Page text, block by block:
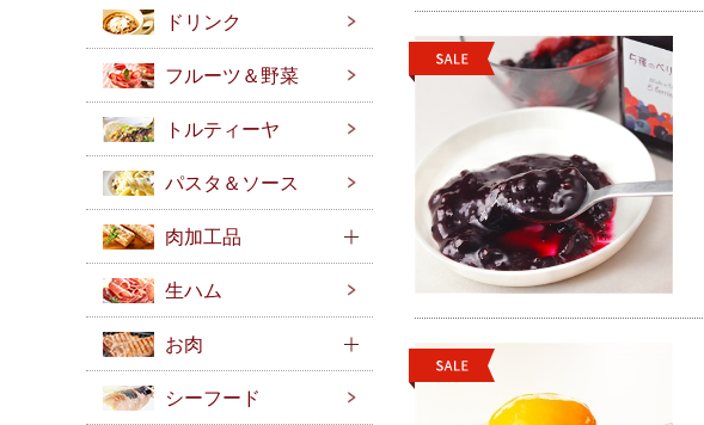
ドリンク
フルーツ＆野菜
トルティーヤ
パスタ＆ソース
肉加工品
生ハム
お肉
シーフード